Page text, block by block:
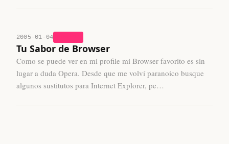
2005-01-04
Tu Sabor de Browser
Como se puede ver en mi profile mi Browser favorito es sin
lugar a duda Opera. Desde que me volví paranoico busque
algunos sustitutos para Internet Explorer, pe…